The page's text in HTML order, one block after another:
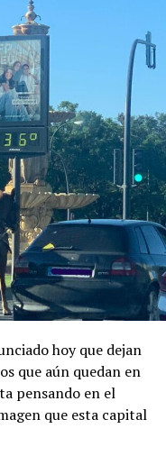
hoy que dejan
que aún quedan en
pensando en el
que esta capital